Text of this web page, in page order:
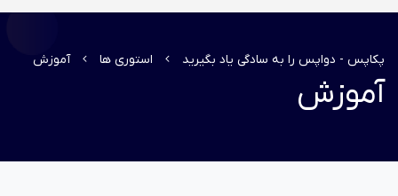
پکاپس - دواپس را به سادگی یاد بگیرید استوری ها آموزش
آموزش